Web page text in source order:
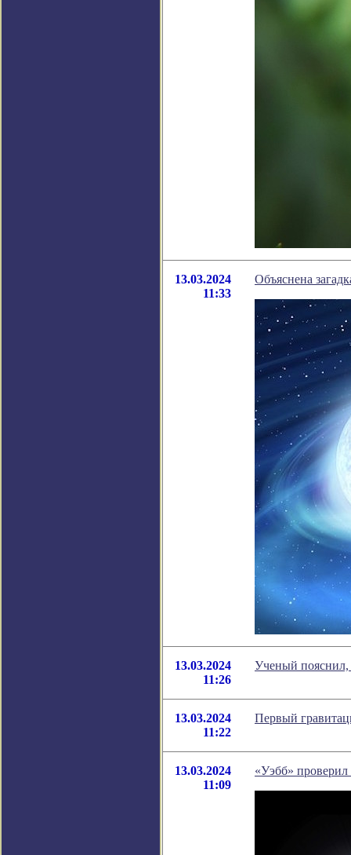
13.03.2024
11:33
Объяснена
13.03.2024
11:26
Ученый пояснил,
13.03.2024
11:22
Первый
13.03.2024
11:09
«Уэбб»